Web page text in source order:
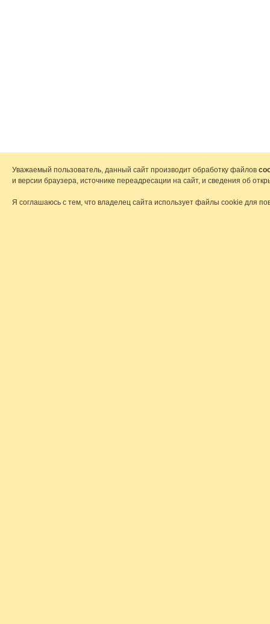
Уважаемый пользователь, данный сайт производит обработку файлов
и версии браузера, источнике переадресации на сайт, и сведения об
Я соглашаюсь с тем, что владелец сайта использует файлы cookie для